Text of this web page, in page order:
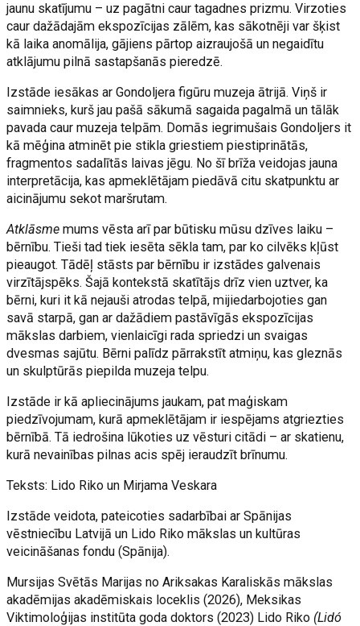
jaunu skatījumu – uz pagātni caur tagadnes prizmu. Virzoties
caur dažādajām ekspozīcijas zālēm, kas sākotnēji var šķist
kā laika anomālija, gājiens pārtop aizraujošā un negaidītu
atklājumu pilnā sastapšanās pieredzē.
Izstāde iesākas ar Gondoljera figūru muzeja ātrijā. Viņš ir
saimnieks, kurš jau pašā sākumā sagaida pagalmā un tālāk
pavada caur muzeja telpām. Domās iegrimušais Gondoljers it
kā mēģina atminēt pie stikla griestiem piestiprinātās,
fragmentos sadalītās laivas jēgu. No šī brīža veidojas jauna
interpretācija, kas apmeklētājam piedāvā citu skatpunktu ar
aicinājumu sekot maršrutam.
Atklāsmemums vēsta arī par būtisku mūsu dzīves laiku –
bērnību. Tieši tad tiek iesēta sēkla tam, par ko cilvēks kļūst
pieaugot. Tādēļ stāsts par bērnību ir izstādes galvenais
virzītājspēks. Šajā kontekstā skatītājs drīz vien uztver, ka
bērni, kuri it kā nejauši atrodas telpā, mijiedarbojoties gan
savā starpā, gan ar dažādiem pastāvīgās ekspozīcijas
mākslas darbiem, vienlaicīgi rada spriedzi un svaigas
dvesmas sajūtu. Bērni palīdz pārrakstīt atmiņu, kas gleznās
un skulptūrās piepilda muzeja telpu.
Izstāde ir kā apliecinājums jaukam, pat maģiskam
piedzīvojumam, kurā apmeklētājam ir iespējams atgriezties
bērnībā. Tā iedrošina lūkoties uz vēsturi citādi – ar skatienu,
kurā nevainības pilnas acis spēj ieraudzīt brīnumu.
Teksts: Lido Riko un Mirjama Veskara
Izstāde veidota, pateicoties sadarbībai ar Spānijas
vēstniecību Latvijā un Lido Riko mākslas un kultūras
veicināšanas fondu (Spānija).
Mursijas Svētās Marijas no Ariksakas Karaliskās mākslas
akadēmijas akadēmiskais loceklis (2026), Meksikas
Viktimoloģijas institūta goda doktors (2023) Lido Riko (Lidó